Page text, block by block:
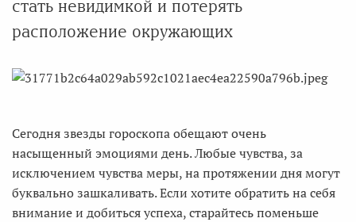
стать невидимкой и потерять
расположение окружающих
Сегодня звезды гороскопа обещают очень
насыщенный эмоциями день. Любые чувства, за
исключением чувства меры, на протяжении дня могут
буквально зашкаливать. Если хотите обратить на себя
внимание и добиться успеха, старайтесь поменьше